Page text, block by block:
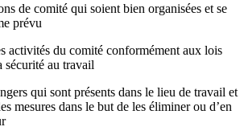
de comité qui soient bien organisées et se
prévu
activités du comité conformément aux lois
sécurité au travail
qui sont présents dans le lieu de travail et
mesures dans le but de les éliminer ou d’en